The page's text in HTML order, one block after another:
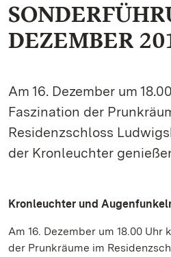
DEZEMBER
Am 16. Dezember um
Faszination der
Residenzschloss
der Kronleuchter
Kronleuchter und
Am 16. Dezember um 18.00 Uhr
der Prunkräume im